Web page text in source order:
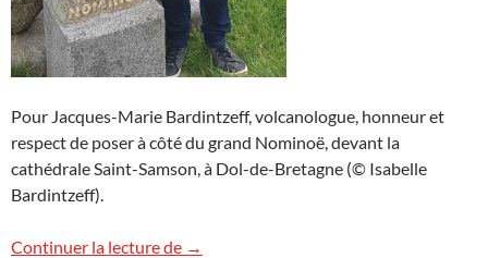
Pour Jacques-Marie Bardintzeff, volcanologue, honneur et
respect de poser à côté du grand Nominoë, devant la
cathédrale Saint-Samson, à Dol-de-Bretagne (© Isabelle
Bardintzeff).
Continuer la lecture de Nominoë, le fondateur de la Bretagne
→